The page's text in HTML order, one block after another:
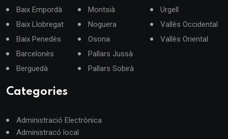
Baix Empordà
Baix Llobregat
Baix Penedès
Barcelonès
Berguedà
Montsià
Noguera
Osona
Pallars Jussà
Pallars Sobirà
Urgell
Vallès Occidental
Vallès Oriental
Categories
Administració Electrònica
Administracó local